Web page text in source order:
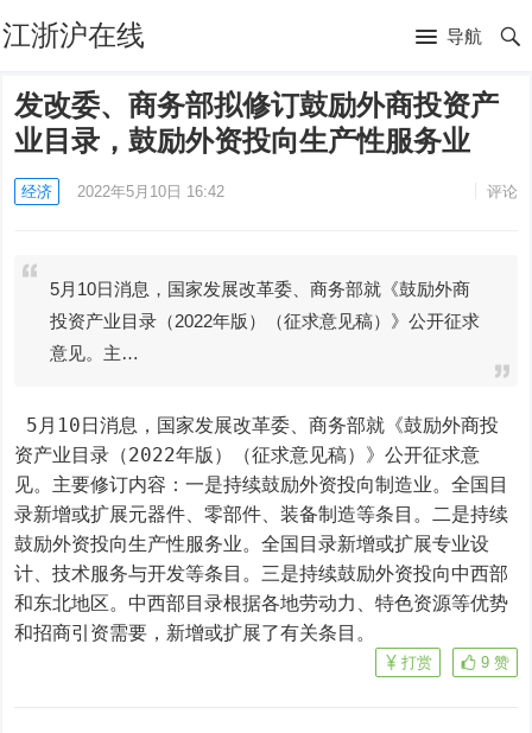
江浙沪在线 导航
发改委、商务部拟修订鼓励外商投资产
业目录，鼓励外资投向生产性服务业
经济 2022年5月10日 16:42 评论
5月10日消息，国家发展改革委、商务部就《鼓励外商
投资产业目录（2022年版）（征求意见稿）》公开征求
意见。主…
资产业目录（2022年版）（征求意见稿）》公开征求意
见。主要修订内容：一是持续鼓励外资投向制造业。全国目
录新增或扩展元器件、零部件、装备制造等条目。二是持续
鼓励外资投向生产性服务业。全国目录新增或扩展专业设
计、技术服务与开发等条目。三是持续鼓励外资投向中西部
和东北地区。中西部目录根据各地劳动力、特色资源等优势
和招商引资需要，新增或扩展了有关条目。
9 赞
打赏